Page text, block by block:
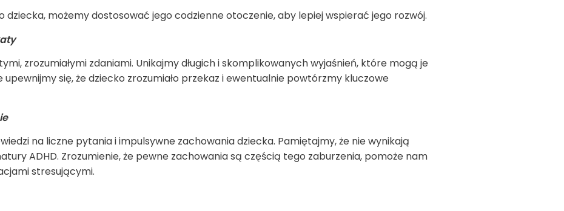
dziecka, możemy dostosować jego codzienne otoczenie, aby lepiej wspierać jego rozwój.
zrozumiałymi zdaniami. Unikajmy długich i skomplikowanych wyjaśnień, które mogą je
upewnijmy się, że dziecko zrozumiało przekaz i ewentualnie powtórzmy kluczowe
na liczne pytania i impulsywne zachowania dziecka. Pamiętajmy, że nie wynikają
ADHD. Zrozumienie, że pewne zachowania są częścią tego zaburzenia, pomoże nam
stresującymi.